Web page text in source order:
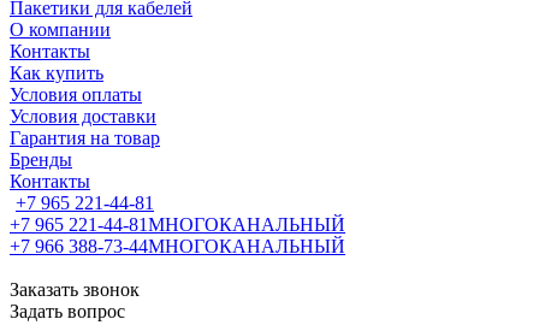
Пакетики для кабелей
О компании
Контакты
Как купить
Условия оплаты
Условия доставки
Гарантия на товар
Бренды
Контакты
+7 965 221-44-81
+7 965 221-44-81МНОГОКАНАЛЬНЫЙ
+7 966 388-73-44МНОГОКАНАЛЬНЫЙ
Заказать звонок
Задать вопрос